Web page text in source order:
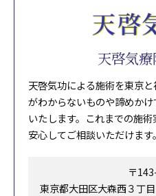
天啓気
天啓気功による施術を東京
がわからないものや諦めか
いたします。これまでの施
安心してご相談いただけます。
〒
東京都大田区大森西３丁